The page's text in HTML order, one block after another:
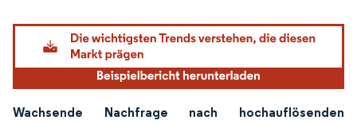
Wachsende Nachfrage nach hochauflösenden